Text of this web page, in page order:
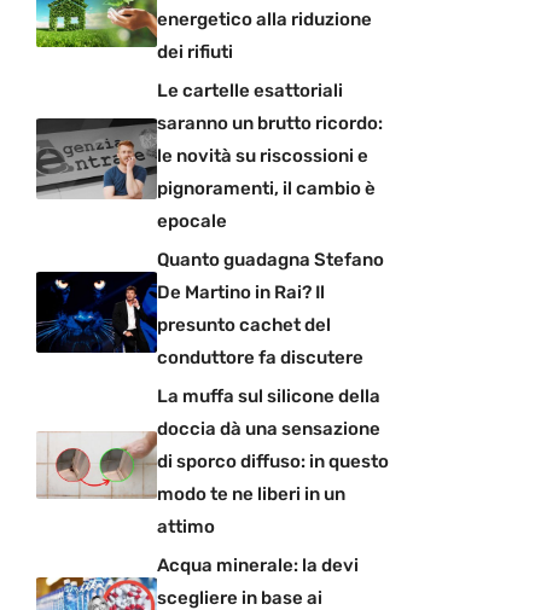
energetico alla riduzione
dei rifiuti
Le cartelle esattoriali
saranno un brutto ricordo:
le novità su riscossioni e
pignoramenti, il cambio è
epocale
Quanto guadagna Stefano
De Martino in Rai? Il
presunto cachet del
conduttore fa discutere
La muffa sul silicone della
doccia dà una sensazione
di sporco diffuso: in questo
modo te ne liberi in un
attimo
Acqua minerale: la devi
scegliere in base ai